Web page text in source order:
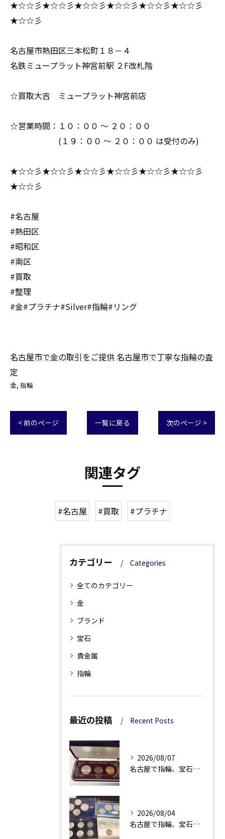
★☆☆彡★☆☆彡★☆☆彡★☆☆彡★☆☆彡★☆☆彡
★☆☆彡
名古屋市熱田区三本松町１８－４
名鉄ミュープラット神宮前駅 ２F改札階
☆買取大吉 ミュープラット神宮前店
☆営業時間：１０：００ ～ ２０：００
(１９：００ ～ ２０：００ は受付のみ)
★☆☆彡★☆☆彡★☆☆彡★☆☆彡★☆☆彡★☆☆彡
★☆☆彡
#名古屋
#熱田区
#昭和区
#南区
#買取
#整理
#金#プラチナ#Silver#指輪#リング
名古屋市で金の取引をご提供 名古屋市で丁寧な指輪の査
定
金 指輪
< 前のページ 一覧に戻る 次のページ >
関連タグ
#名古屋 #買取 #プラチナ
カテゴリー Categories
全てのカテゴリー
金
ブランド
宝石
貴金属
指輪
最近の投稿 Recent Posts
2026/08/07
名古屋で指輪、宝石買取なら当店で！！。
2026/08/04
名古屋で指輪、宝石買取なら当店で！！。